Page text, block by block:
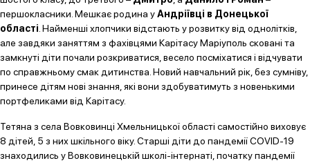
першокласники. Мешкає родина уАндріївці в Донецької
області . Найменші хлопчики відстають у розвитку від однолітків,
але завдяки заняттям з фахівцями Карітасу Маріуполь сковані та
замкнуті діти почали розкриватися, весело посміхатися і відчувати
по справжньому смак дитинства. Новий навчальний рік, без сумніву,
принесе дітям нові знання, які вони здобуватимуть з новенькими
портфеликами від Карітасу.
Тетяна з села Вовковинці Хмельницької області самостійно виховує
8 дітей, 5 з них шкільного віку. Старші діти до пандемії COVID-19
знаходились у Вовковинецькій школі-інтернаті, початку пандемії